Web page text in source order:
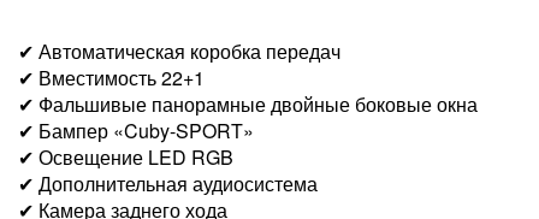
✔ Автоматическая коробка передач
✔ Вместимость 22+1
✔ Фальшивые панорамные двойные боковые окна
✔ Бампер «Cuby-SPORT»
✔ Освещение LED RGB
✔ Дополнительная аудиосистема
✔ Камера заднего хода